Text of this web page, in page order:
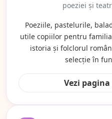
poeziei și
Poeziile, pastelurile,
utile copiilor pentru
istoria și folclorul
selecție în
Vezi